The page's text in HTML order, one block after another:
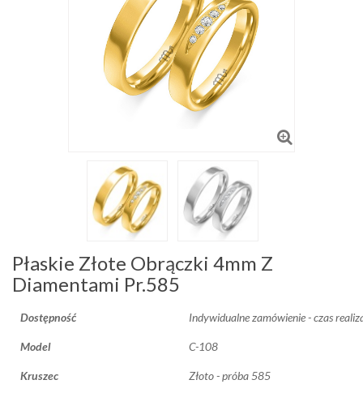
Płaskie Złote Obrączki 4mm Z
Diamentami Pr.585
Dostępność Indywidualne zamówienie - czas
Model C-108
Kruszec Złoto - próba 585